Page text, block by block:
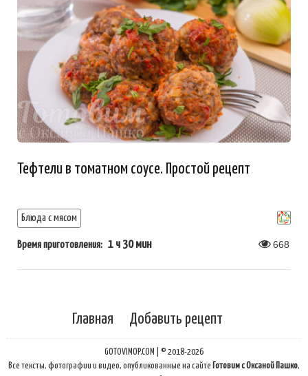
Тефтели в томатном соусе. Простой рецепт
Блюда с мясом
Время приготовления: 1 ч 30 мин 668
Главная Добавить рецепт
GOTOVIMOP.COM | © 2018-2026
Все тексты, фотографии и видео, опубликованные на сайте Готовим с Оксаной Пашко,